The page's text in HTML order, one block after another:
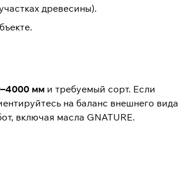
древесины).
мм и требуемый сорт. Если
на баланс внешнего вида
, включая масла GNATURE.